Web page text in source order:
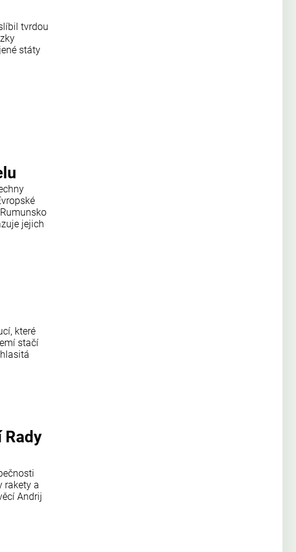
tvrdou
státy
jejich
které
stačí
Rady
rakety a
Andrij